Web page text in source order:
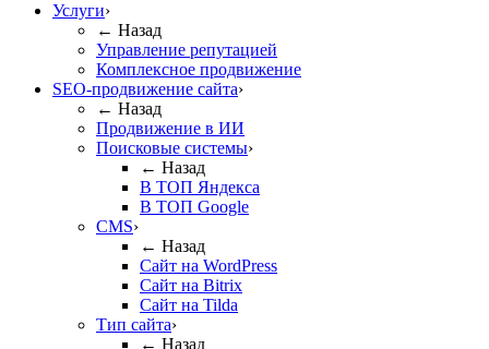
Услуги›
← Назад
Управление репутацией
Комплексное продвижение
SEO-продвижение сайта›
← Назад
Продвижение в ИИ
Поисковые системы›
← Назад
В ТОП Яндекса
В ТОП Google
CMS›
← Назад
Сайт на WordPress
Сайт на Bitrix
Сайт на Tilda
Тип сайта›
← Назад